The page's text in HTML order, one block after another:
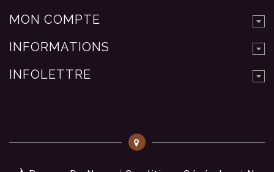
MON COMPTE
INFORMATIONS
INFOLETTRE